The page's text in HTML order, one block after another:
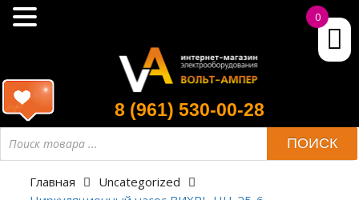
8 (961) 530-00-28
ПОИСК
Главная
Uncategorized
0